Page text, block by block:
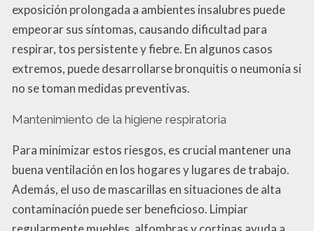
exposición prolongada a ambientes insalubres puede
empeorar sus síntomas, causando dificultad para
respirar, tos persistente y fiebre. En algunos casos
extremos, puede desarrollarse bronquitis o neumonía si
no se toman medidas preventivas.
Mantenimiento de la higiene respiratoria
Para minimizar estos riesgos, es crucial mantener una
buena ventilación en los hogares y lugares de trabajo.
Además, el uso de mascarillas en situaciones de alta
contaminación puede ser beneficioso. Limpiar